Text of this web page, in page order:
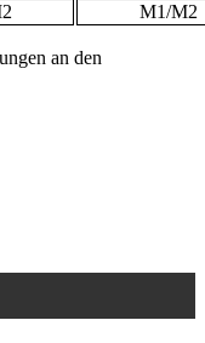
M1/M2
an den